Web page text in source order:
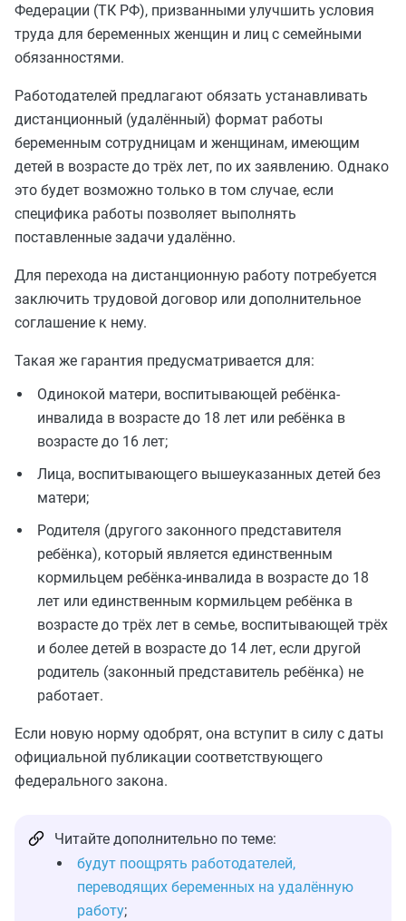
Федерации (ТК РФ), призванными улучшить условия
труда для беременных женщин и лиц с семейными
обязанностями.
Работодателей предлагают обязать устанавливать
дистанционный (удалённый) формат работы
беременным сотрудницам и женщинам, имеющим
детей в возрасте до трёх лет, по их заявлению. Однако
это будет возможно только в том случае, если
специфика работы позволяет выполнять
поставленные задачи удалённо.
Для перехода на дистанционную работу потребуется
заключить трудовой договор или дополнительное
соглашение к нему.
Такая же гарантия предусматривается для:
Одинокой матери, воспитывающей ребёнка-
инвалида в возрасте до 18 лет или ребёнка в
возрасте до 16 лет;
Лица, воспитывающего вышеуказанных детей без
матери;
Родителя (другого законного представителя
ребёнка), который является единственным
кормильцем ребёнка-инвалида в возрасте до 18
лет или единственным кормильцем ребёнка в
возрасте до трёх лет в семье, воспитывающей трёх
и более детей в возрасте до 14 лет, если другой
родитель (законный представитель ребёнка) не
работает.
Если новую норму одобрят, она вступит в силу с даты
официальной публикации соответствующего
федерального закона.
Читайте дополнительно по теме:
будут поощрять работодателей,
переводящих беременных на удалённую
работу;